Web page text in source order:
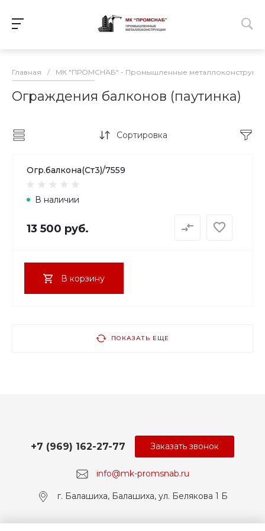
Главная / МК "ПРОМСНАБ" - Промышленные
Ограждения балконов (паутинка)
Сортировка
Огр.балкона(Ст3)/7559
В наличии
13 500 руб.
В корзину
ПОКАЗАТЬ ЕЩЕ
info@mk-promsnab.ru
+7 (969) 162-27-77
г. Балашиха, Балашиха, ул. Белякова 1 Б
Заказать звонок